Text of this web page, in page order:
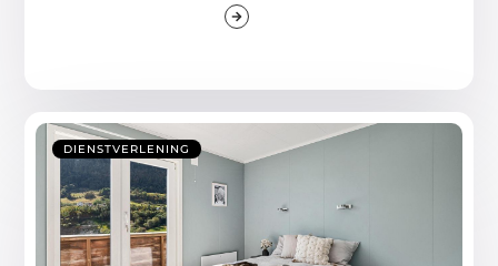
DIENSTVERLENING